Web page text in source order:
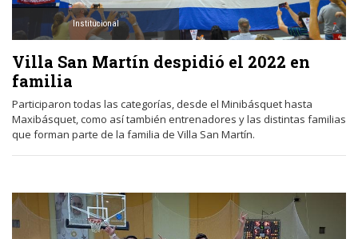
Institucional
Villa San Martín despidió el 2022 en
familia
Participaron todas las categorías, desde el Minibásquet hasta
Maxibásquet, como así también entrenadores y las distintas familias
que forman parte de la familia de Villa San Martín.